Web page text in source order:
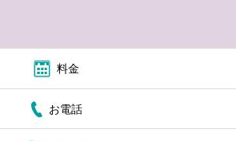
料金
お電話